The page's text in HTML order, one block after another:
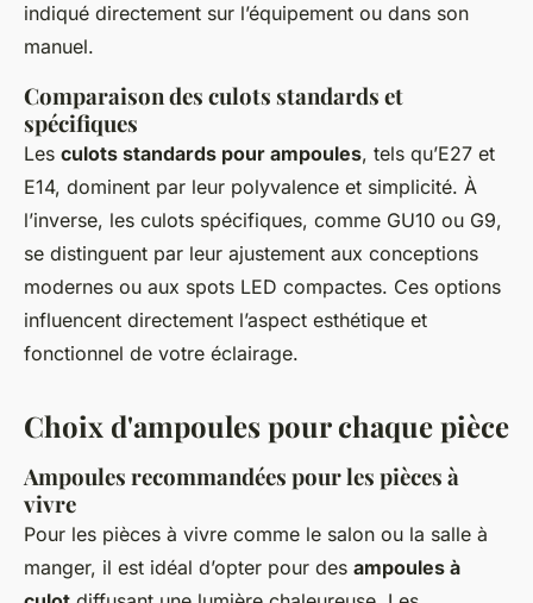
indiqué directement sur l’équipement ou dans son
manuel.
Comparaison des culots standards et
spécifiques
Les culots standards pour ampoules, tels qu’E27 et
E14, dominent par leur polyvalence et simplicité. À
l’inverse, les culots spécifiques, comme GU10 ou G9,
se distinguent par leur ajustement aux conceptions
modernes ou aux spots LED compactes. Ces options
influencent directement l’aspect esthétique et
fonctionnel de votre éclairage.
Choix d'ampoules pour chaque pièce
Ampoules recommandées pour les pièces à
vivre
Pour les pièces à vivre comme le salon ou la salle à
manger, il est idéal d’opter pour des ampoules à